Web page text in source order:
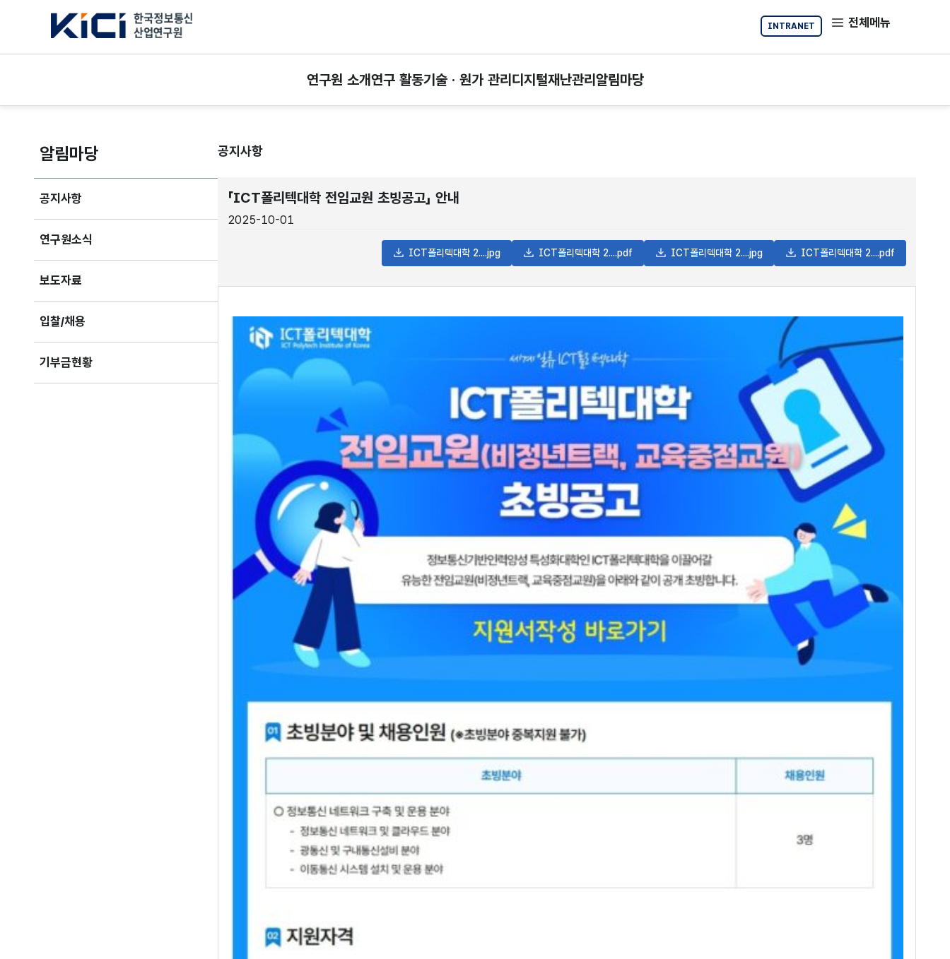
한국정보통신산업연구원 INTRANET 전체메뉴
연구원 소개연구 활동기술 · 원가 관리 디지털재난관리 알림마당
알림마당
공지사항
연구원소식
보도자료
입찰/채용
기부금현황
공지사항
「ICT폴리텍대학 전임교원 초빙공고」 안내
2025-10-01
ICT폴리텍대학 2....jpg ICT폴리텍대학 2....pdf ICT폴리텍대학 2....jpg ICT폴리텍대학 2....pdf